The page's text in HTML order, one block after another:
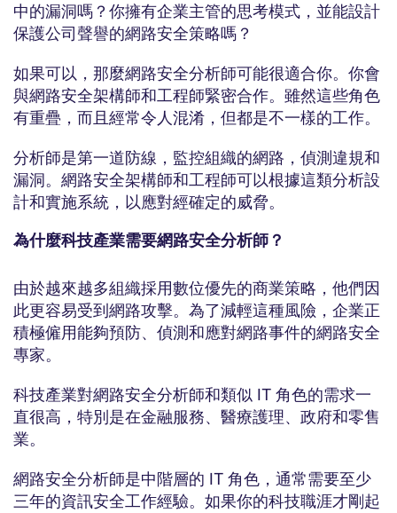
中的漏洞嗎？你擁有企業主管的思考模式，並能設計
保護公司聲譽的網路安全策略嗎？
如果可以，那麼網路安全分析師可能很適合你。你會
與網路安全架構師和工程師緊密合作。雖然這些角色
有重疊，而且經常令人混淆，但都是不一樣的工作。
分析師是第一道防線，監控組織的網路，偵測違規和
漏洞。網路安全架構師和工程師可以根據這類分析設
計和實施系統，以應對經確定的威脅。
為什麼科技產業需要網路安全分析師？
由於越來越多組織採用數位優先的商業策略，他們因
此更容易受到網路攻擊。為了減輕這種風險，企業正
積極僱用能夠預防、偵測和應對網路事件的網路安全
專家。
科技產業對網路安全分析師和類似 IT 角色的需求一
直很高，特別是在金融服務、醫療護理、政府和零售
業。
網路安全分析師是中階層的 IT 角色，通常需要至少
三年的資訊安全工作經驗。如果你的科技職涯才剛起